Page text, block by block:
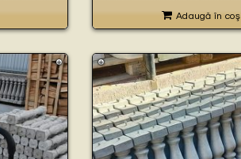
Adaugă în coş